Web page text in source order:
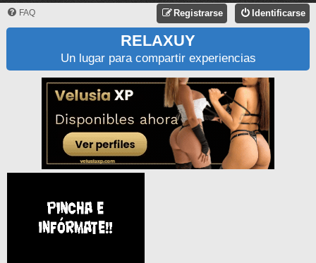
FAQ Identificarse
Registrarse
RELAXUY
Un lugar para compartir experiencias